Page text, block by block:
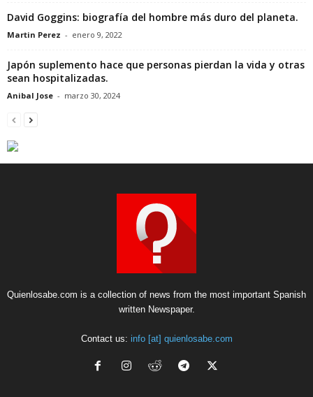
David Goggins: biografía del hombre más duro del planeta.
Martin Perez - enero 9, 2022
Japón suplemento hace que personas pierdan la vida y otras
sean hospitalizadas.
Anibal Jose - marzo 30, 2024
Quienlosabe.com is a collection of news from the most important Spanish
written Newspaper.
Contact us: info [at] quienlosabe.com